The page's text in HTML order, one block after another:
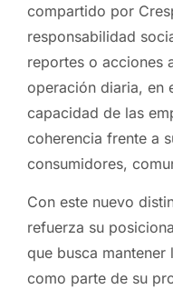
compartido por
responsabilidad
reportes o acciones
operación diaria, en
capacidad de las
coherencia frente a
consumidores,
Con este nuevo
refuerza su
que busca
como parte de su